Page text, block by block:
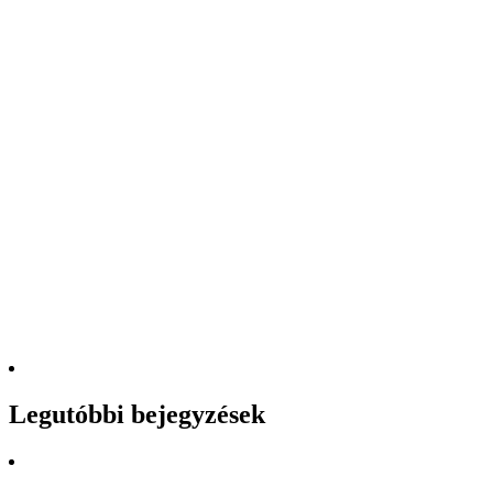
Legutóbbi bejegyzések